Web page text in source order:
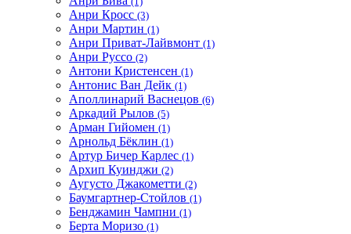
Анри Кросс (3)
Анри Мартин (1)
Анри Приват-Лайвмонт (1)
Анри Руссо (2)
Антони Кристенсен (1)
Антонис Ван Дейк (1)
Аполлинарий Васнецов (6)
Аркадий Рылов (5)
Арман Гийомен (1)
Арнольд Бёклин (1)
Артур Бичер Карлес (1)
Архип Куинджи (2)
Аугусто Джакометти (2)
Баумгартнер-Стойлов (1)
Бенджамин Чампни (1)
Берта Моризо (1)